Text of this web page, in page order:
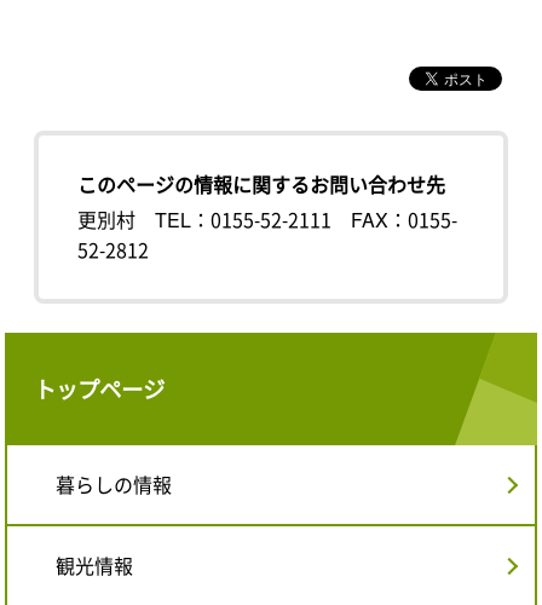
このページの情報に関するお問い合わせ先
更別村
TEL：0155-52-2111
FAX：0155-
52-2812
トップページ
暮らしの情報
観光情報